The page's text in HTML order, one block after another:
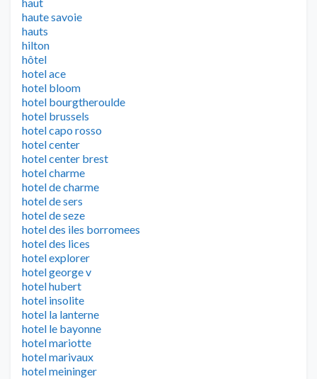
haute savoie
hauts
hilton
hôtel
hotel ace
hotel bloom
hotel bourgtheroulde
hotel brussels
hotel capo rosso
hotel center
hotel center brest
hotel charme
hotel de charme
hotel de sers
hotel de seze
hotel des iles borromees
hotel des lices
hotel explorer
hotel george v
hotel hubert
hotel insolite
hotel la lanterne
hotel le bayonne
hotel mariotte
hotel marivaux
hotel meininger